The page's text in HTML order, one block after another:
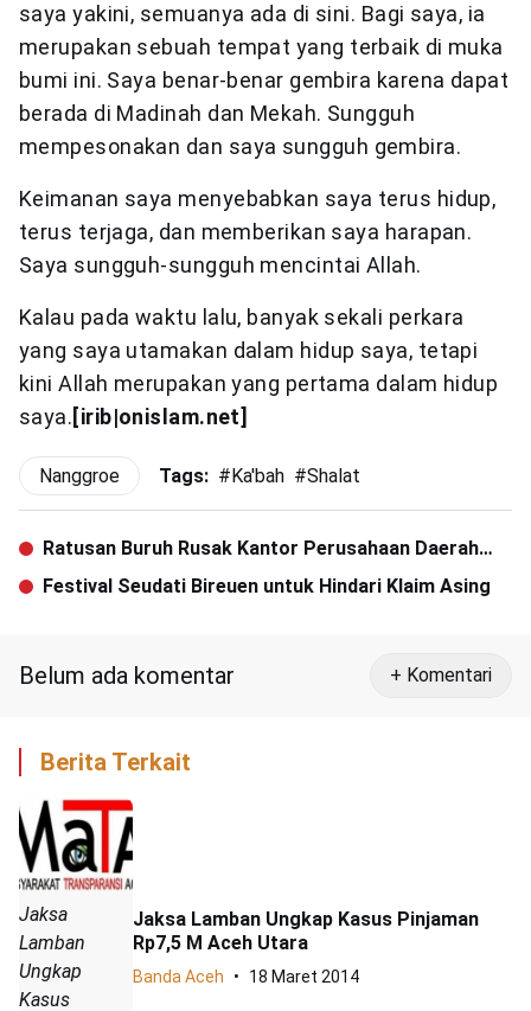
saya yakini, semuanya ada di sini. Bagi saya, ia
merupakan sebuah tempat yang terbaik di muka
bumi ini. Saya benar-benar gembira karena dapat
berada di Madinah dan Mekah. Sungguh
mempesonakan dan saya sungguh gembira.
Keimanan saya menyebabkan saya terus hidup,
terus terjaga, dan memberikan saya harapan.
Saya sungguh-sungguh mencintai Allah.
Kalau pada waktu lalu, banyak sekali perkara
yang saya utamakan dalam hidup saya, tetapi
kini Allah merupakan yang pertama dalam hidup
saya.[irib|onislam.net]
Nanggroe Tags: #Ka'bah #Shalat
Ratusan Buruh Rusak Kantor Perusahaan Daerah
Simeulue
Festival Seudati Bireuen untuk Hindari Klaim Asing
Belum ada komentar + Komentari
Berita Terkait
Jaksa
Lamban
Ungkap
Kasus
Jaksa Lamban Ungkap Kasus Pinjaman
Rp7,5 M Aceh Utara
Banda Aceh 18 Maret 2014